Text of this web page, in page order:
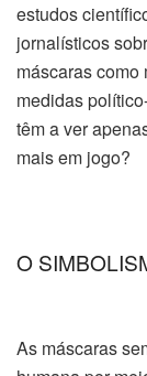
estudos
jornalísticos
máscaras
medidas
têm a ver
mais em jogo?
O
As máscaras